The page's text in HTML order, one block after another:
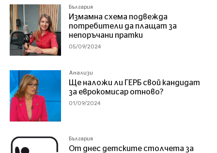
България
Измамна схема подвежда
потребители да плащат за
непоръчани пратки
05/09/2024
Анализи
Ще наложи ли ГЕРБ свой кандидат
за еврокомисар отново?
01/09/2024
България
От днес детските столчета за